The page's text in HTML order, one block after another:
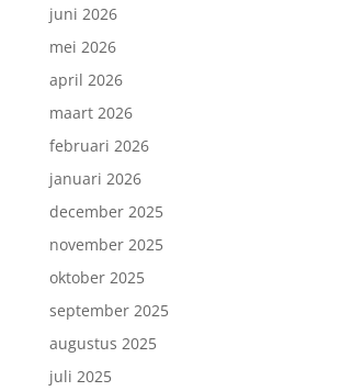
juni 2026
mei 2026
april 2026
maart 2026
februari 2026
januari 2026
december 2025
november 2025
oktober 2025
september 2025
augustus 2025
juli 2025